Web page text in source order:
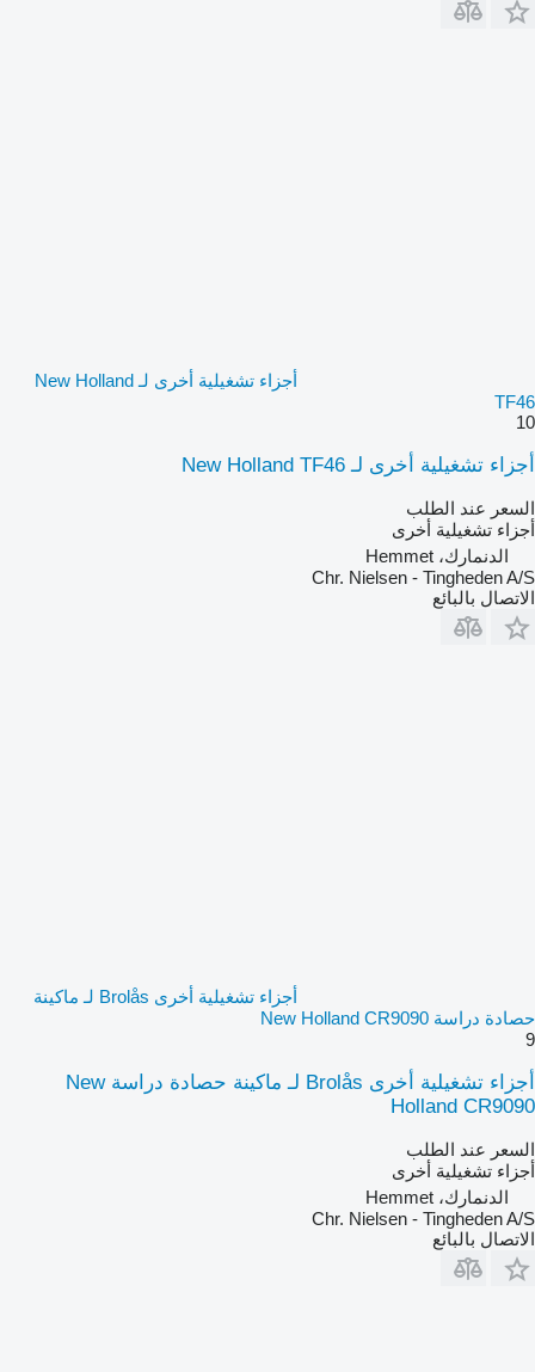
أجزاء تشغيلية أخرى لـ New Holland
TF46
10
أجزاء تشغيلية أخرى لـ New Holland TF46
السعر عند الطلب
أجزاء تشغيلية أخرى
الدنمارك، Hemmet
Chr. Nielsen - Tingheden A/S
الاتصال بالبائع
أجزاء تشغيلية أخرى Brolås لـ ماكينة
حصادة دراسة New Holland CR9090
9
أجزاء تشغيلية أخرى Brolås لـ ماكينة حصادة دراسة New
Holland CR9090
السعر عند الطلب
أجزاء تشغيلية أخرى
الدنمارك، Hemmet
Chr. Nielsen - Tingheden A/S
الاتصال بالبائع